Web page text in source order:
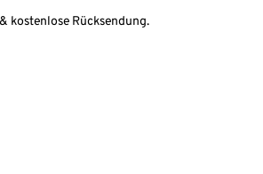
kostenlose Rücksendung.